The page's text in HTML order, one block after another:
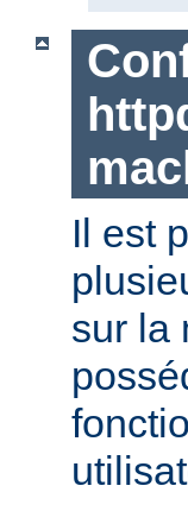
Il est
sur la